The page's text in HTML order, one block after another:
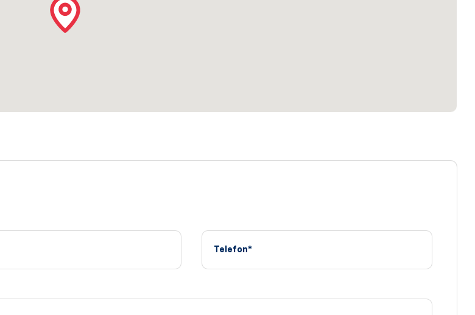
Telefon*